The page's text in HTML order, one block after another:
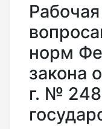
норм
закона
г. №